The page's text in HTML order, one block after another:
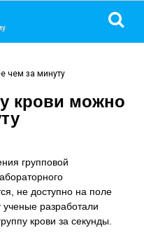
чем за минуту
крови можно
групповой
не доступно на поле
разработали
крови за секунды.